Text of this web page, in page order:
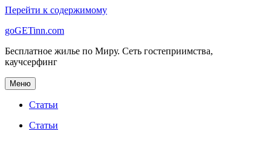
Перейти к содержимому
goGETinn.com
Бесплатное жилье по Миру. Сеть гостеприимства,
каучсерфинг
Меню
Статьи
Статьи